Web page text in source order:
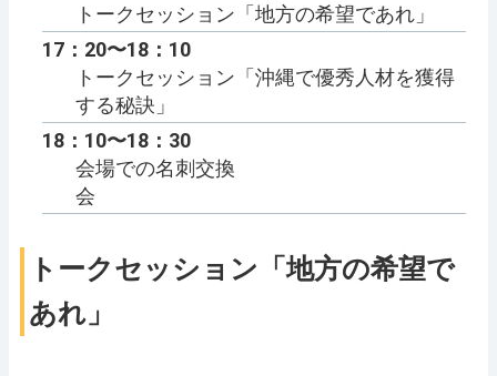
トークセッション「地方の希望であれ」
17：20〜18：10
トークセッション「沖縄で優秀人材を獲得
する秘訣」
18：10〜18：30
会場での名刺交換
会
トークセッション「地方の希望で
あれ」